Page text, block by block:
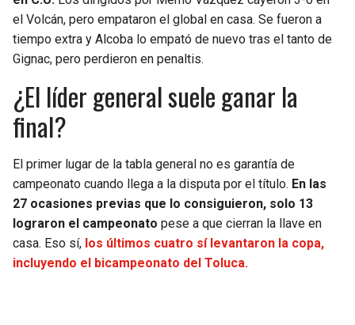
el Volcán, pero empataron el global en casa. Se fueron a
tiempo extra y Alcoba lo empató de nuevo tras el tanto de
Gignac, pero perdieron en penaltis.
¿El líder general suele ganar la
final?
El primer lugar de la tabla general no es garantía de
campeonato cuando llega a la disputa por el título. En las
27 ocasiones previas que lo consiguieron, solo 13
lograron el campeonato pese a que cierran la llave en
casa. Eso sí, los últimos cuatro sí levantaron la copa,
incluyendo el bicampeonato del Toluca.